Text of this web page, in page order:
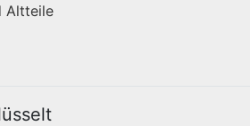
Altteile